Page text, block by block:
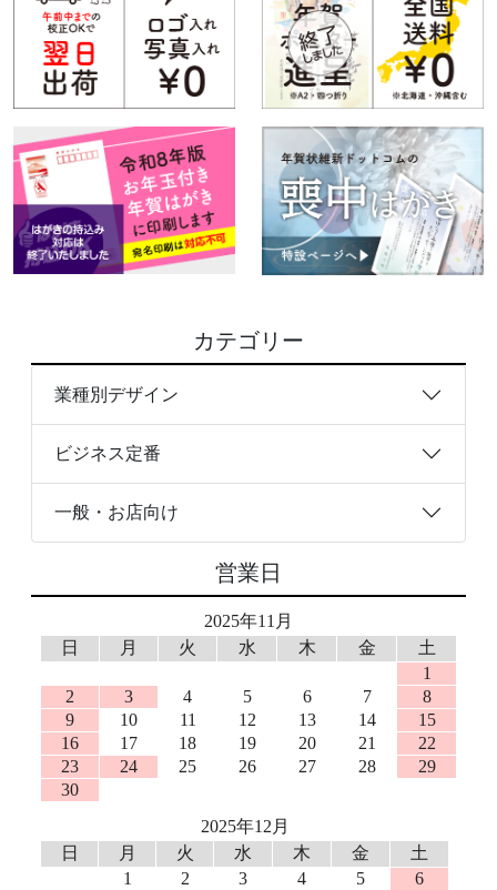
カテゴリー
業種別デザイン
ビジネス定番
一般・お店向け
営業日